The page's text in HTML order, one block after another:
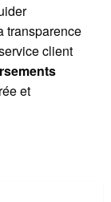
transparence
client
et